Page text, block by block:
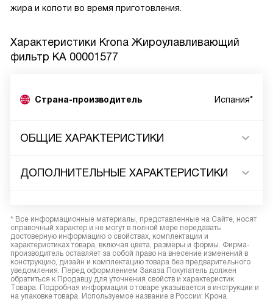
жира и копоти во время приготовления.
Характеристики Krona Жироулавливающий
фильтр КА 00001577
Страна-производитель Испания*
ОБЩИЕ ХАРАКТЕРИСТИКИ
ДОПОЛНИТЕЛЬНЫЕ ХАРАКТЕРИСТИКИ
* Все информационные материалы, представленные на Сайте, носят
справочный характер и не могут в полной мере передавать
достоверную информацию о свойствах, комплектации и
характеристиках товара, включая цвета, размеры и формы. Фирма-
производитель оставляет за собой право на внесение изменений в
конструкцию, дизайн и комплектацию товара без предварительного
уведомления. Перед оформлением Заказа Покупатель должен
обратиться к Продавцу для уточнения свойств и характеристик
Товара. Подробная информация о товаре указывается в инструкции и
на упаковке товара. Используемое название в России: Крона